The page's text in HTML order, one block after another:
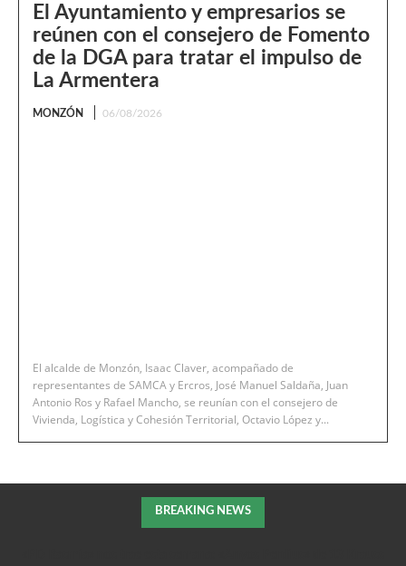
El Ayuntamiento y empresarios se
reúnen con el consejero de Fomento
de la DGA para tratar el impulso de
La Armentera
MONZÓN 06/08/2026
El alcalde de Monzón, Isaac Claver, acompañado de
representantes de SAMCA y Ercros, José Manuel Saldaña, Juan
Antonio Ros y Rafael Mancho, se reunían con el consejero de
Vivienda, Logística y Cohesión Territorial, Octavio López y...
BREAKING NEWS